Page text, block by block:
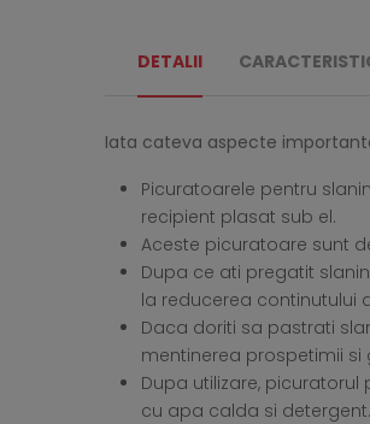
DETALII
Iata cateva aspecte
Picuratoarele pentru
recipient plasat sub el.
Aceste picuratoare sunt
Dupa ce ati pregatit
la reducerea continutului
Daca doriti sa pastrati
mentinerea prospetimii si
Dupa utilizare,
cu apa calda si detergent.